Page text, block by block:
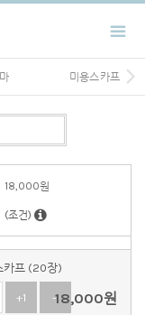
미용스카프
18,000원
(조건)
카프 (20장)
+1 -118,000원